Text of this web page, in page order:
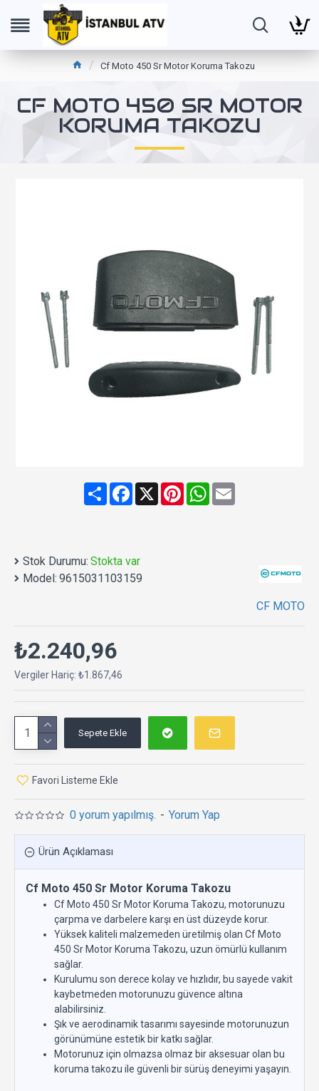
Cf Moto 450 Sr Motor Koruma Takozu
CF MOTO 450 SR MOTOR
KORUMA TAKOZU
ShareFacebook
X PinterestWhatsApp
Email
Stok Durumu: Stokta var
Model: 9615031103159
CF MOTO
0 yorum yapılmış. - Yorum Yap
₺2.240,96
Vergiler Hariç: ₺1.867,46
Sepete Ekle
Favori Listeme Ekle
Ürün Açıklaması
Cf Moto 450 Sr Motor Koruma Takozu
Cf Moto 450 Sr Motor Koruma Takozu, motorunuzu
çarpma ve darbelere karşı en üst düzeyde korur.
Yüksek kaliteli malzemeden üretilmiş olan Cf Moto
450 Sr Motor Koruma Takozu, uzun ömürlü kullanım
sağlar.
Kurulumu son derece kolay ve hızlıdır, bu sayede vakit
kaybetmeden motorunuzu güvence altına
alabilirsiniz.
Şık ve aerodinamik tasarımı sayesinde motorunuzun
görünümüne estetik bir katkı sağlar.
Motorunuz için olmazsa olmaz bir aksesuar olan bu
koruma takozu ile güvenli bir sürüş deneyimi yaşayın.